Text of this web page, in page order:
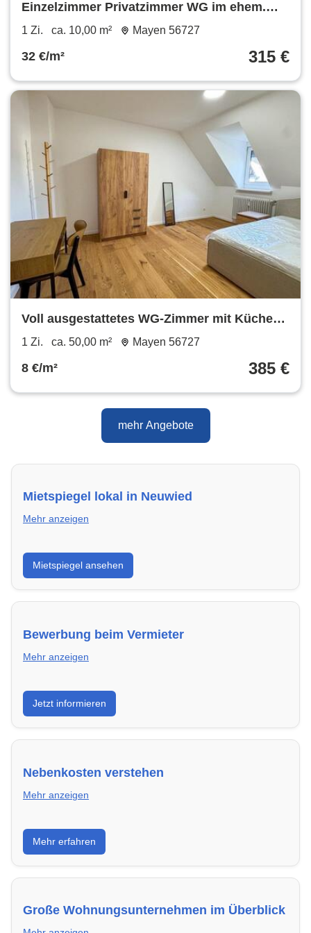
Einzelzimmer Privatzimmer WG im ehem.
Kloster Helgoland
1 Zi. ca. 10,00 m² Mayen 56727
32 €/m² 315 €
Voll ausgestattetes WG-Zimmer mit Küche
und Internet
1 Zi. ca. 50,00 m² Mayen 56727
8 €/m² 385 €
mehr Angebote
Mietspiegel lokal in Neuwied
Mehr anzeigen
Erhalte einen Überblick über die aktuellen Mietpreise
regional in Neuwied. So weißt du genau, welche
Miete fair ist und wo sich ein Vergleich lohnt.
Mietspiegel ansehen
Bewerbung beim Vermieter
Mehr anzeigen
Wie du in Neuwied mit einer überzeugenden
Bewerbung die besten Chancen auf deine
Traumwohnung hast – inklusive Mustervorlagen.
Jetzt informieren
Nebenkosten verstehen
Mehr anzeigen
Erfahre, welche Nebenkosten rechtmäßig sind und
wie du deine monatliche Belastung optimieren
kannst.
Mehr erfahren
Große Wohnungsunternehmen im Überblick